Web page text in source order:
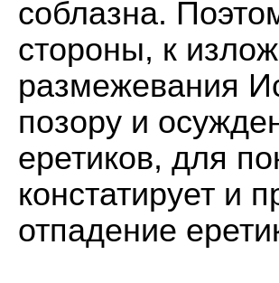
соблазна.
стороны, к
размежевания
позору и
еретиков, для
констатирует и
отпадение